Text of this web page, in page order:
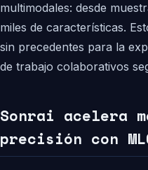
multimodales: desde
miles de características.
sin precedentes para la
de trabajo colaborativos
Sonrai acelera
precisión con